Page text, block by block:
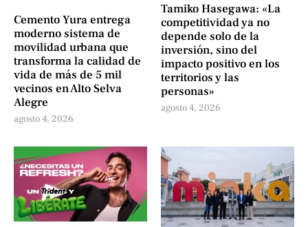
Cemento Yura entrega
moderno sistema de
movilidad urbana que
transforma la calidad de
vida de más de 5 mil
vecinos en Alto Selva
Alegre
agosto 4, 2026
Tamiko Hasegawa: «La
competitividad ya no
depende solo de la
inversión, sino del
impacto positivo en los
territorios y las
personas»
agosto 4, 2026